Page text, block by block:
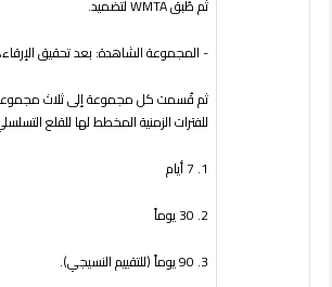
ثم طُبقWMTAلتضميد.
- المجموعة الشاهدة: بعد تحقيق
للفترات الزمنية المخطط لها للقلع
1.
2.
3.